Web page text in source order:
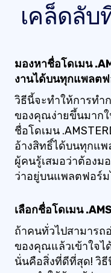
เคล็ดลับ
มองหาชื่อโดเมน
งานได้บนทุกแพลตฟ
วิธีนี้จะทำให้การทำ
ของคุณง่ายขึ้นมาก
ชื่อโดเมน
อ้างสิทธิ์ได้บนทุกแพ
ผู้คนรู้เสมอว่าต้องม
ว่าอยู่บนแพลตฟอร์
เลือกชื่อโดเมน
ถ้าคนทั่วไปสามารถ
ของคุณแล้วเข้าใจ
นั่นคือสิ่งที่ดีที่สุด! วิ